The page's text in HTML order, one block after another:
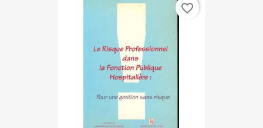
favorite_border